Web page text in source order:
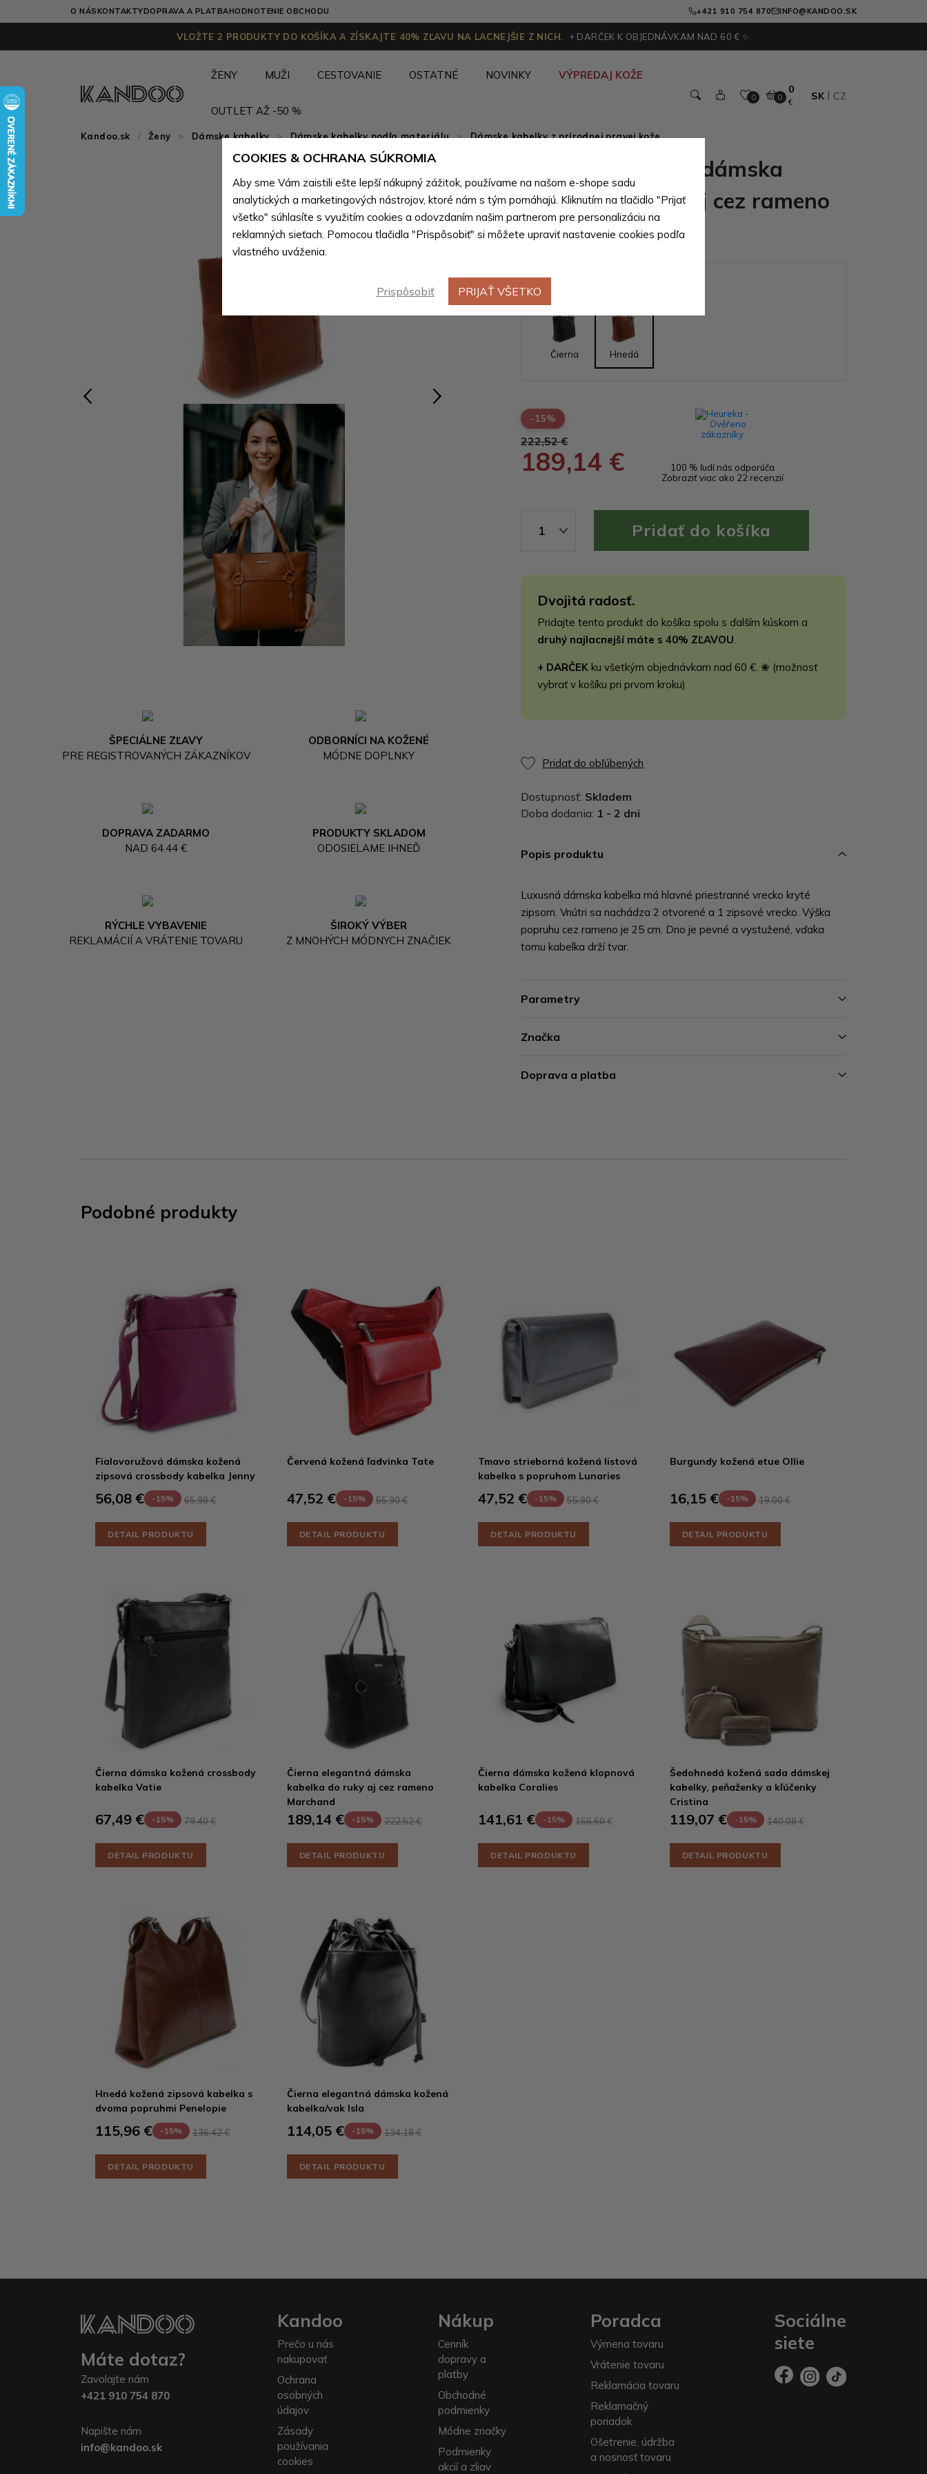
O NÁSKONTAKTYDOPRAVA A PLATBAHODNOTENIE OBCHODU +421 910 754 870 INFO@KANDOO.SK
VLOŽTE 2 PRODUKTY DO KOŠÍKA A ZÍSKAJTE 40% ZĽAVU NA LACNEJŠIE Z NICH. + DARČEK K OBJEDNÁVKAM NAD 60 € ✨
ŽENY MUŽI CESTOVANIE OSTATNÉ NOVINKY VÝPREDAJ KOŽE
OUTLET AŽ -50 %
0 0
0
€
SK CZ
Kandoo.sk Ženy > Dámske kabelky > Dámske kabelky podľa materiálu > Dámske kabelky z prírodnej pravej kože
ŠPECIÁLNE ZĽAVY
PRE REGISTROVANÝCH ZÁKAZNÍKOV
ODBORNÍCI NA KOŽENÉ
MÓDNE DOPLNKY
DOPRAVA ZADARMO
NAD 64.44 €
PRODUKTY SKLADOM
ODOSIELAME IHNEĎ
RÝCHLE VYBAVENIE
REKLAMÁCIÍ A VRÁTENIE TOVARU
ŠIROKÝ VÝBER
Z MNOHÝCH MÓDNYCH ZNAČIEK
Hnedá elegantná dámska
kabelka do ruky aj cez rameno
Marchand
Farebné varianty
Čierna Hnedá
-15%
222,52 €
189,14 €
100 % ľudí nás odporúča
Zobraziť viac ako 22 recenzií
1
Dvojitá radosť.
Pridajte tento produkt do košíka spolu s ďalším kúskom a
druhý najlacnejší máte s 40% ZĽAVOU.
+ DARČEK ku všetkým objednávkam nad 60 €. ❀ (možnosť
vybrať v košíku pri prvom kroku)
Pridať do obľúbených
Dostupnosť: Skladem
Doba dodania: 1 - 2 dni
Popis produktu
Luxusná dámska kabelka má hlavné priestranné vrecko kryté
zipsom. Vnútri sa nachádza 2 otvorené a 1 zipsové vrecko. Výška
popruhu cez rameno je 25 cm. Dno je pevné a vystužené, vďaka
tomu kabelka drží tvar.
Parametry
Značka
Doprava a platba
Podobné produkty
Fialovoružová dámska kožená
zipsová crossbody kabelka Jenny
56,08 € -15% 65,98 €
DETAIL PRODUKTU
Červená kožená ľadvinka Tate
47,52 € -15% 55,90 €
DETAIL PRODUKTU
Tmavo strieborná kožená listová
kabelka s popruhom Lunaries
47,52 € -15% 55,90 €
DETAIL PRODUKTU
Burgundy kožená etue Ollie
16,15 € -15% 19,00 €
DETAIL PRODUKTU
Čierna dámska kožená crossbody
kabelka Vatie
67,49 € -15% 79,40 €
DETAIL PRODUKTU
Čierna elegantná dámska
kabelka do ruky aj cez rameno
Marchand
189,14 € -15% 222,52 €
DETAIL PRODUKTU
Čierna dámska kožená klopnová
kabelka Coralies
141,61 € -15% 166,60 €
DETAIL PRODUKTU
Šedohnedá kožená sada dámskej
kabelky, peňaženky a kľúčenky
Cristina
119,07 € -15% 140,08 €
DETAIL PRODUKTU
Hnedá kožená zipsová kabelka s
dvoma popruhmi Penelopie
115,96 € -15% 136,42 €
DETAIL PRODUKTU
Čierna elegantná dámska kožená
kabelka/vak Isla
114,05 € -15% 134,18 €
DETAIL PRODUKTU
COOKIES & OCHRANA SÚKROMIA
Aby sme Vám zaistili ešte lepší nákupný zážitok, používame na našom e-shope sadu
analytických a marketingových nástrojov, ktoré nám s tým pomáhajú. Kliknutím na tlačidlo "Prijať
všetko" súhlasíte s využitím cookies a odovzdaním našim partnerom pre personalizáciu na
reklamných sieťach. Pomocou tlačidla "Prispôsobiť" si môžete upraviť nastavenie cookies podľa
vlastného uváženia.
Prispôsobiť PRIJAŤ VŠETKO
Máte dotaz?
Zavolajte nám
+421 910 754 870
Napište nám
info@kandoo.sk
Kandoo
Prečo u nás
nakupovať
Ochrana
osobných
údajov
Zásady
používania
cookies
Nákup
Cenník
dopravy a
platby
Obchodné
podmienky
Módne značky
Podmienky
akcií a zliav
Poradca
Výmena tovaru
Vrátenie tovaru
Reklamácia tovaru
Reklamačný
poriadok
Ošetrenie, údržba
a nosnosť tovaru
Sociálne
siete